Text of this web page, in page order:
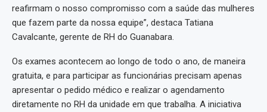
reafirmam o nosso compromisso com a saúde das mulheres
que fazem parte da nossa equipe”, destaca Tatiana
Cavalcante, gerente de RH do Guanabara.
Os exames acontecem ao longo de todo o ano, de maneira
gratuita, e para participar as funcionárias precisam apenas
apresentar o pedido médico e realizar o agendamento
diretamente no RH da unidade em que trabalha. A iniciativa